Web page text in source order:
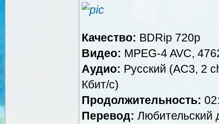
Качество: BDRip 720p
Видео: MPEG-4 AVC,
Аудио: Русский (AC3, 2
Кбит/с)
Продолжительность:
Перевод: Любительский